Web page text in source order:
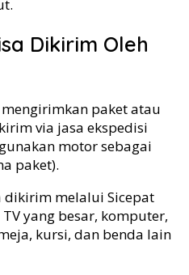
Dikirim Oleh
paket atau
via jasa ekspedisi
motor sebagai
paket).
dikirim melalui Sicepat
yang besar, komputer,
kursi, dan benda lain